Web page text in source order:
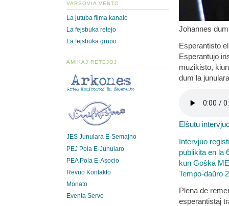
Johannes
Esperantisto
Esperantujo
muzikisto,
dum la
Elŝutu
Intervjuo
publikita en la
kun Goŝka
Tempo-daŭro
Plena de
esperantistaj
VARSOVIA VENTO
La jutuba filma kanalo
La fejsbuka retejo
La fejsbuka grupo
AMIKAJ RETEJOJ
JES Junulara E-Semajno
PEJ Pola E-Junularo
PEA Pola E-Asocio
Revuo Kontakto
Monato
Eventa Servo